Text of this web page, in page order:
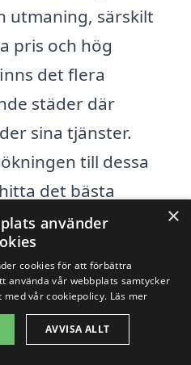
utmaning, särskilt
pris och hög
det flera
städer där
sina tjänster.
till dessa
det bästa
takmålning.
kan överväga i
inkluderar:
×
använder
cookies för att förbättra
använda vår webbplats samtycker
vår cookiepolicy. Läs mer
AVVISA ALLT